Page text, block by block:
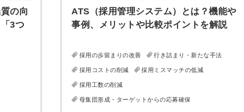
の向
3つ
ATS（採用管理システム）とは？機能や
事例、メリットや比較ポイントを解説
採用の歩留まりの改善 行き詰まり・新たな手法
採用コストの削減 採用ミスマッチの低減
採用工数の削減
母集団形成・ターゲットからの応募確保
同意のうえ
登
録
みんなの採用部
採用に役立つ
ノウハウ資料